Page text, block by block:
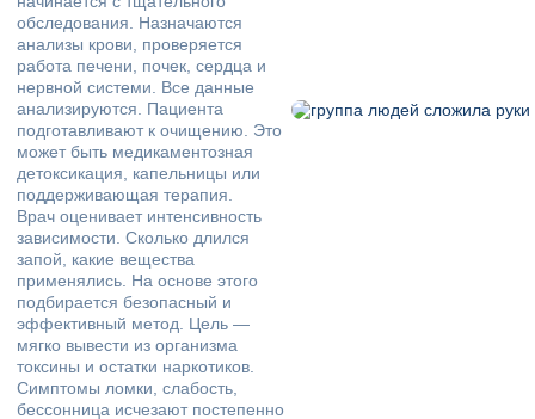
обследования. Назначаются
анализы крови, проверяется
работа печени, почек, сердца и
нервной системи. Все данные
анализируются. Пациента
подготавливают к очищению. Это
может быть медикаментозная
детоксикация, капельницы или
поддерживающая терапия.
Врач оценивает интенсивность
зависимости. Сколько длился
запой, какие вещества
применялись. На основе этого
подбирается безопасный и
эффективный метод. Цель —
мягко вывести из организма
токсины и остатки наркотиков.
Симптомы ломки, слабость,
бессонница исчезают постепенно